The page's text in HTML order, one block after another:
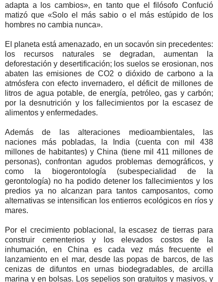
adapta a los cambios», en tanto que el filósofo Confució
matizó que «Solo el más sabio o el más estúpido de los
hombres no cambia nunca».
El planeta está amenazado, en un socavón sin precedentes:
los recursos naturales se degradan, aumentan la
deforestación y desertificación; los suelos se erosionan, nos
abaten las emisiones de CO2 o dióxido de carbono a la
atmósfera con efecto invernadero, el déficit de millones de
litros de agua potable, de energía, petróleo, gas y carbón;
por la desnutrición y los fallecimientos por la escasez de
alimentos y enfermedades.
Además de las alteraciones medioambientales, las
naciones más pobladas, la India (cuenta con mil 438
millones de habitantes) y China (tiene mil 411 millones de
personas), confrontan agudos problemas demográficos, y
como la biogerontología (subespecialidad de la
gerontología) no ha podido detener los fallecimientos y los
predios ya no alcanzan para tantos camposantos, como
alternativas se intensifican los entierros ecológicos en ríos y
mares.
Por el crecimiento poblacional, la escasez de tierras para
construir cementerios y los elevados costos de la
inhumación, en China es cada vez más frecuente el
lanzamiento en el mar, desde las popas de barcos, de las
cenizas de difuntos en urnas biodegradables, de arcilla
marina y en bolsas. Los sepelios son gratuitos y masivos, y